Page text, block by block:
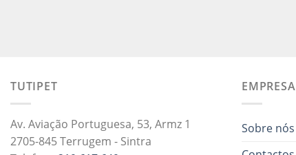
TUTIPET
Av. Aviação Portuguesa, 53, Armz 1
2705-845 Terrugem - Sintra
EMPRESA
Sobre nós